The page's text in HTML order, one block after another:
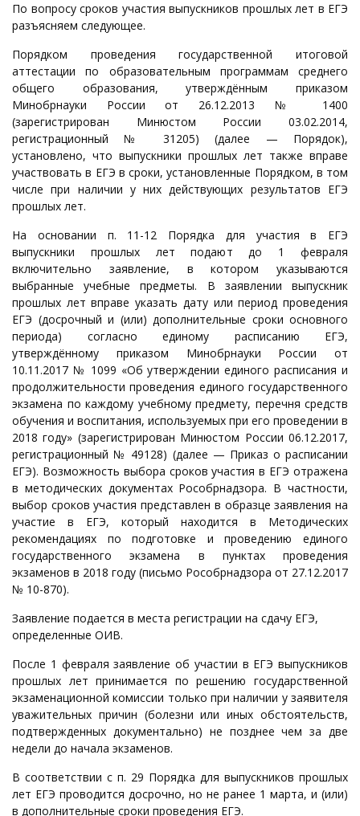
По вопросу сроков участия выпускников прошлых лет в ЕГЭ
разъясняем следующее.
Порядком проведения государственной итоговой
аттестации по образовательным программам среднего
общего образования, утверждённым приказом
Минобрнауки России от 26.12.2013 № 1400
(зарегистрирован Минюстом России 03.02.2014,
регистрационный № 31205) (далее — Порядок),
установлено, что выпускники прошлых лет также вправе
участвовать в ЕГЭ в сроки, установленные Порядком, в том
числе при наличии у них действующих результатов ЕГЭ
прошлых лет.
На основании п. 11-12 Порядка для участия в ЕГЭ
выпускники прошлых лет подают до 1 февраля
включительно заявление, в котором указываются
выбранные учебные предметы. В заявлении выпускник
прошлых лет вправе указать дату или период проведения
ЕГЭ (досрочный и (или) дополнительные сроки основного
периода) согласно единому расписанию ЕГЭ,
утверждённому приказом Минобрнауки России от
10.11.2017 № 1099 «Об утверждении единого расписания и
продолжительности проведения единого государственного
экзамена по каждому учебному предмету, перечня средств
обучения и воспитания, используемых при его проведении в
2018 году» (зарегистрирован Минюстом России 06.12.2017,
регистрационный № 49128) (далее — Приказ о расписании
ЕГЭ). Возможность выбора сроков участия в ЕГЭ отражена
в методических документах Рособрнадзора. В частности,
выбор сроков участия представлен в образце заявления на
участие в ЕГЭ, который находится в Методических
рекомендациях по подготовке и проведению единого
государственного экзамена в пунктах проведения
экзаменов в 2018 году (письмо Рособрнадзора от 27.12.2017
№ 10-870).
Заявление подается в места регистрации на сдачу ЕГЭ,
определенные ОИВ.
После 1 февраля заявление об участии в ЕГЭ выпускников
прошлых лет принимается по решению государственной
экзаменационной комиссии только при наличии у заявителя
уважительных причин (болезни или иных обстоятельств,
подтвержденных документально) не позднее чем за две
недели до начала экзаменов.
В соответствии с п. 29 Порядка для выпускников прошлых
лет ЕГЭ проводится досрочно, но не ранее 1 марта, и (или)
в дополнительные сроки проведения ЕГЭ.